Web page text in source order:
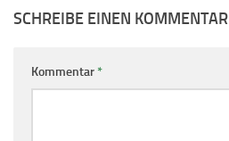
SCHREIBE EINEN KOMMENTAR
Kommentar*